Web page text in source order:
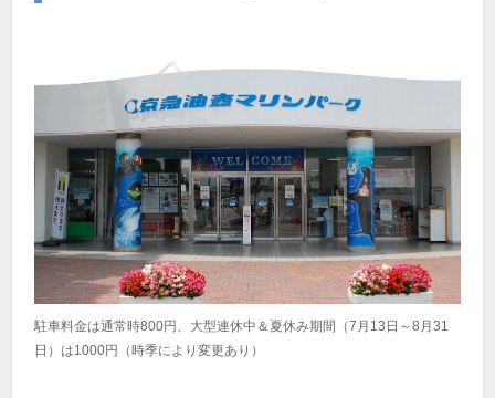
駐車料金は通常時800円、大型連休中＆夏休み期間（7月13日～8月31
日）は1000円（時季により変更あり）